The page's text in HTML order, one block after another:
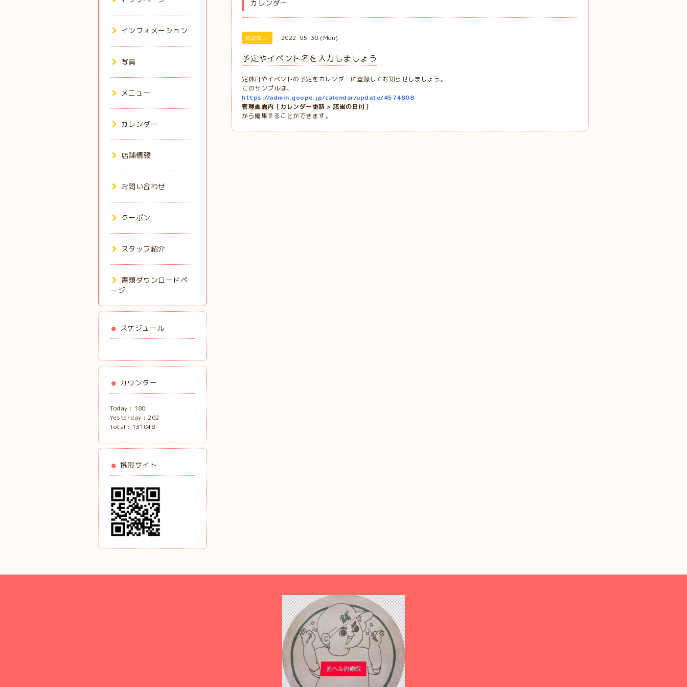
カレンダー
指定なし 2022-05-30 (Mon)
予定やイベント名を入力しましょう
定休日やイベントの予定をカレンダーに登録してお知らせしましょう。
このサンプルは、
https://admin.goope.jp/calendar/update/4574808
管理画面内［カレンダー更新 > 該当の日付］
から編集することができます。
インフォメーション
写真
メニュー
カレンダー
店舗情報
お問い合わせ
クーポン
スタッフ紹介
書類ダウンロードペ
ージ
スケジュール
カウンター
Today : 180
Yesterday : 202
Total : 131048
携帯サイト